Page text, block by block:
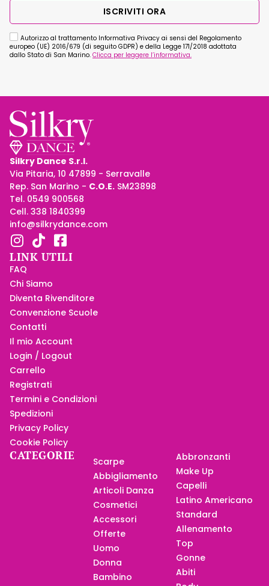
Autorizzo al trattamento Informativa Privacy ai sensi del Regolamento
europeo (UE) 2016/679 (di seguito GDPR) e della Legge 171/2018 adottata
dallo Stato di San Marino. Clicca per leggere l’informativa.
ISCRIVITI ORA
Silkry Dance S.r.l.
Via Pitaria, 10 47899 - Serravalle
Rep. San Marino - C.O.E. SM23898
Tel. 0549 900568
Cell. 338 1840399
info@silkrydance.com
LINK UTILI
FAQ
Chi Siamo
Diventa Rivenditore
Convenzione Scuole
Contatti
Il mio Account
Login / Logout
Carrello
Registrati
Termini e Condizioni
Spedizioni
Privacy Policy
Cookie Policy
CATEGORIE
Scarpe
Abbigliamento
Articoli Danza
Cosmetici
Accessori
Offerte
Uomo
Donna
Bambino
Abbronzanti
Make Up
Capelli
Latino Americano
Standard
Allenamento
Top
Gonne
Abiti